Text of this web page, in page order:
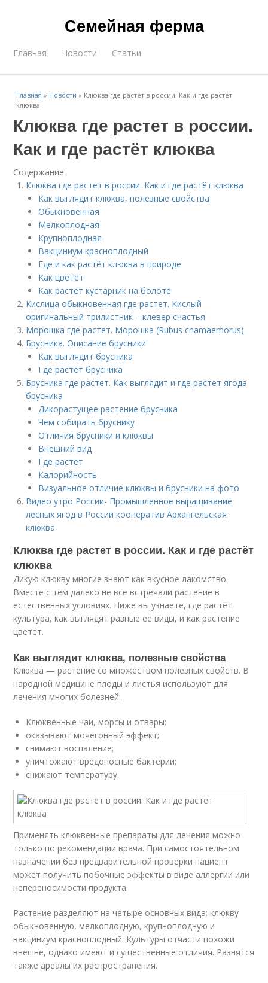
Семейная ферма
Главная Новости Статьи
Главная » Новости » Клюква где растет в россии. Как и где растёт
клюква
Клюква где растет в россии.
Как и где растёт клюква
Содержание
Клюква где растет в россии. Как и где растёт клюква
Как выглядит клюква, полезные свойства
Обыкновенная
Мелкоплодная
Крупноплодная
Вакциниум красноплодный
Где и как растёт клюква в природе
Как цветёт
Как растёт кустарник на болоте
Кислица обыкновенная где растет. Кислый
оригинальный трилистник – клевер счастья
Морошка где растет. Морошка (Rubus chamaemorus)
Брусника. Описание брусники
Как выглядит брусника
Где растет брусника
Брусника где растет. Как выглядит и где растет ягода
брусника
Дикорастущее растение брусника
Чем собирать бруснику
Отличия брусники и клюквы
Внешний вид
Где растет
Калорийность
Визуальное отличие клюквы и брусники на фото
Видео утро России- Промышленное выращивание
лесных ягод в России кооператив Архангельская
клюква
Клюква где растет в россии. Как и где растёт
клюква
Дикую клюкву многие знают как вкусное лакомство.
Вместе с тем далеко не все встречали растение в
естественных условиях. Ниже вы узнаете, где растёт
культура, как выглядят разные её виды, и как растение
цветёт.
Как выглядит клюква, полезные свойства
Клюква — растение со множеством полезных свойств. В
народной медицине плоды и листья используют для
лечения многих болезней.
Клюквенные чаи, морсы и отвары:
оказывают мочегонный эффект;
снимают воспаление;
уничтожают вредоносные бактерии;
снижают температуру.
Применять клюквенные препараты для лечения можно
только по рекомендации врача. При самостоятельном
назначении без предварительной проверки пациент
может получить побочные эффекты в виде аллергии или
непереносимости продукта.
Растение разделяют на четыре основных вида: клюкву
обыкновенную, мелкоплодную, крупноплодную и
вакциниум красноплодный. Культуры отчасти похожи
внешне, однако имеют и существенные отличия. Разнятся
также ареалы их распространения.